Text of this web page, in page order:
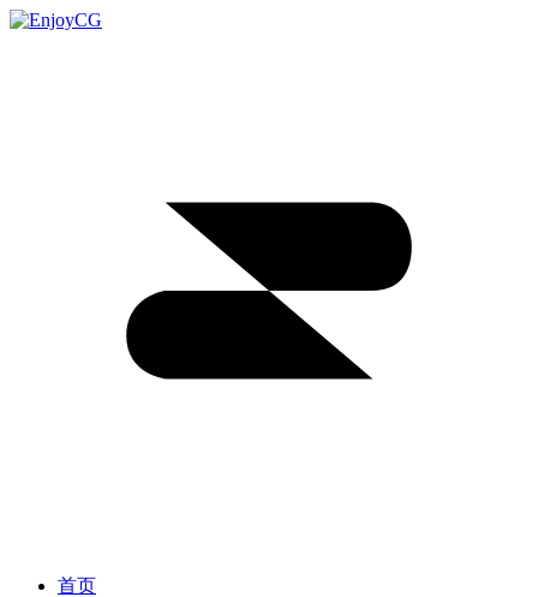
首页